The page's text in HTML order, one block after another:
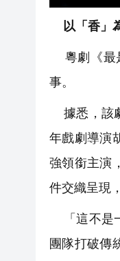
以「香」
粵劇《最
事。
據悉，該
年戲劇導演
強領銜主演
件交織呈現
「這不是
團隊打破傳